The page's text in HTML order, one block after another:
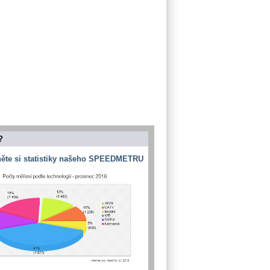
si statistiky našeho SPEEDMETRU